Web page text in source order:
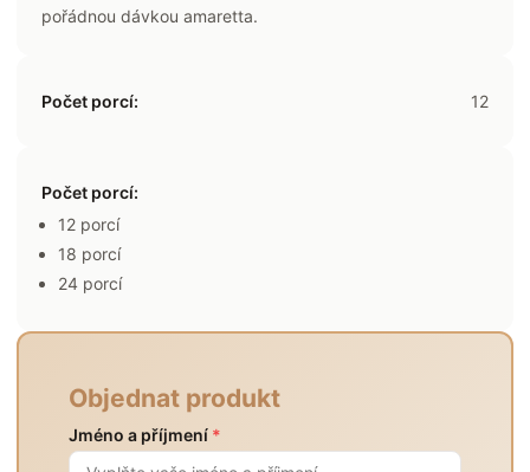
pořádnou dávkou amaretta.
Počet porcí: 12
Počet porcí:
12 porcí
18 porcí
24 porcí
Objednat produkt
Jméno a příjmení *